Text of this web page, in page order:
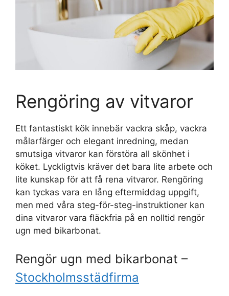
Rengöring av vitvaror
Ett fantastiskt kök innebär vackra skåp, vackra
målarfärger och elegant inredning, medan
smutsiga vitvaror kan förstöra all skönhet i
köket. Lyckligtvis kräver det bara lite arbete och
lite kunskap för att få rena vitvaror. Rengöring
kan tyckas vara en lång eftermiddag uppgift,
men med våra steg-för-steg-instruktioner kan
dina vitvaror vara fläckfria på en nolltid rengör
ugn med bikarbonat.
Rengör ugn med bikarbonat –
Stockholmsstädfirma